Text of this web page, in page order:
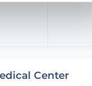
Center